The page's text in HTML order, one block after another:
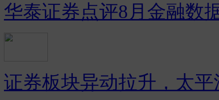
华泰证券点评8月金融数
证券板块异动拉升，太